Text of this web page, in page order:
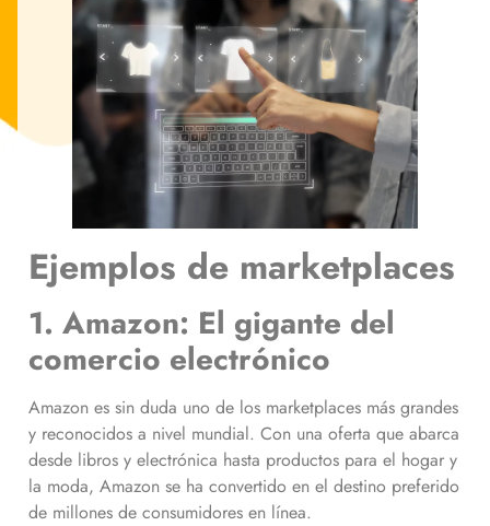
Ejemplos de marketplaces
1. Amazon: El gigante del
comercio electrónico
Amazon es sin duda uno de los marketplaces más grandes
y reconocidos a nivel mundial. Con una oferta que abarca
desde libros y electrónica hasta productos para el hogar y
la moda, Amazon se ha convertido en el destino preferido
de millones de consumidores en línea.